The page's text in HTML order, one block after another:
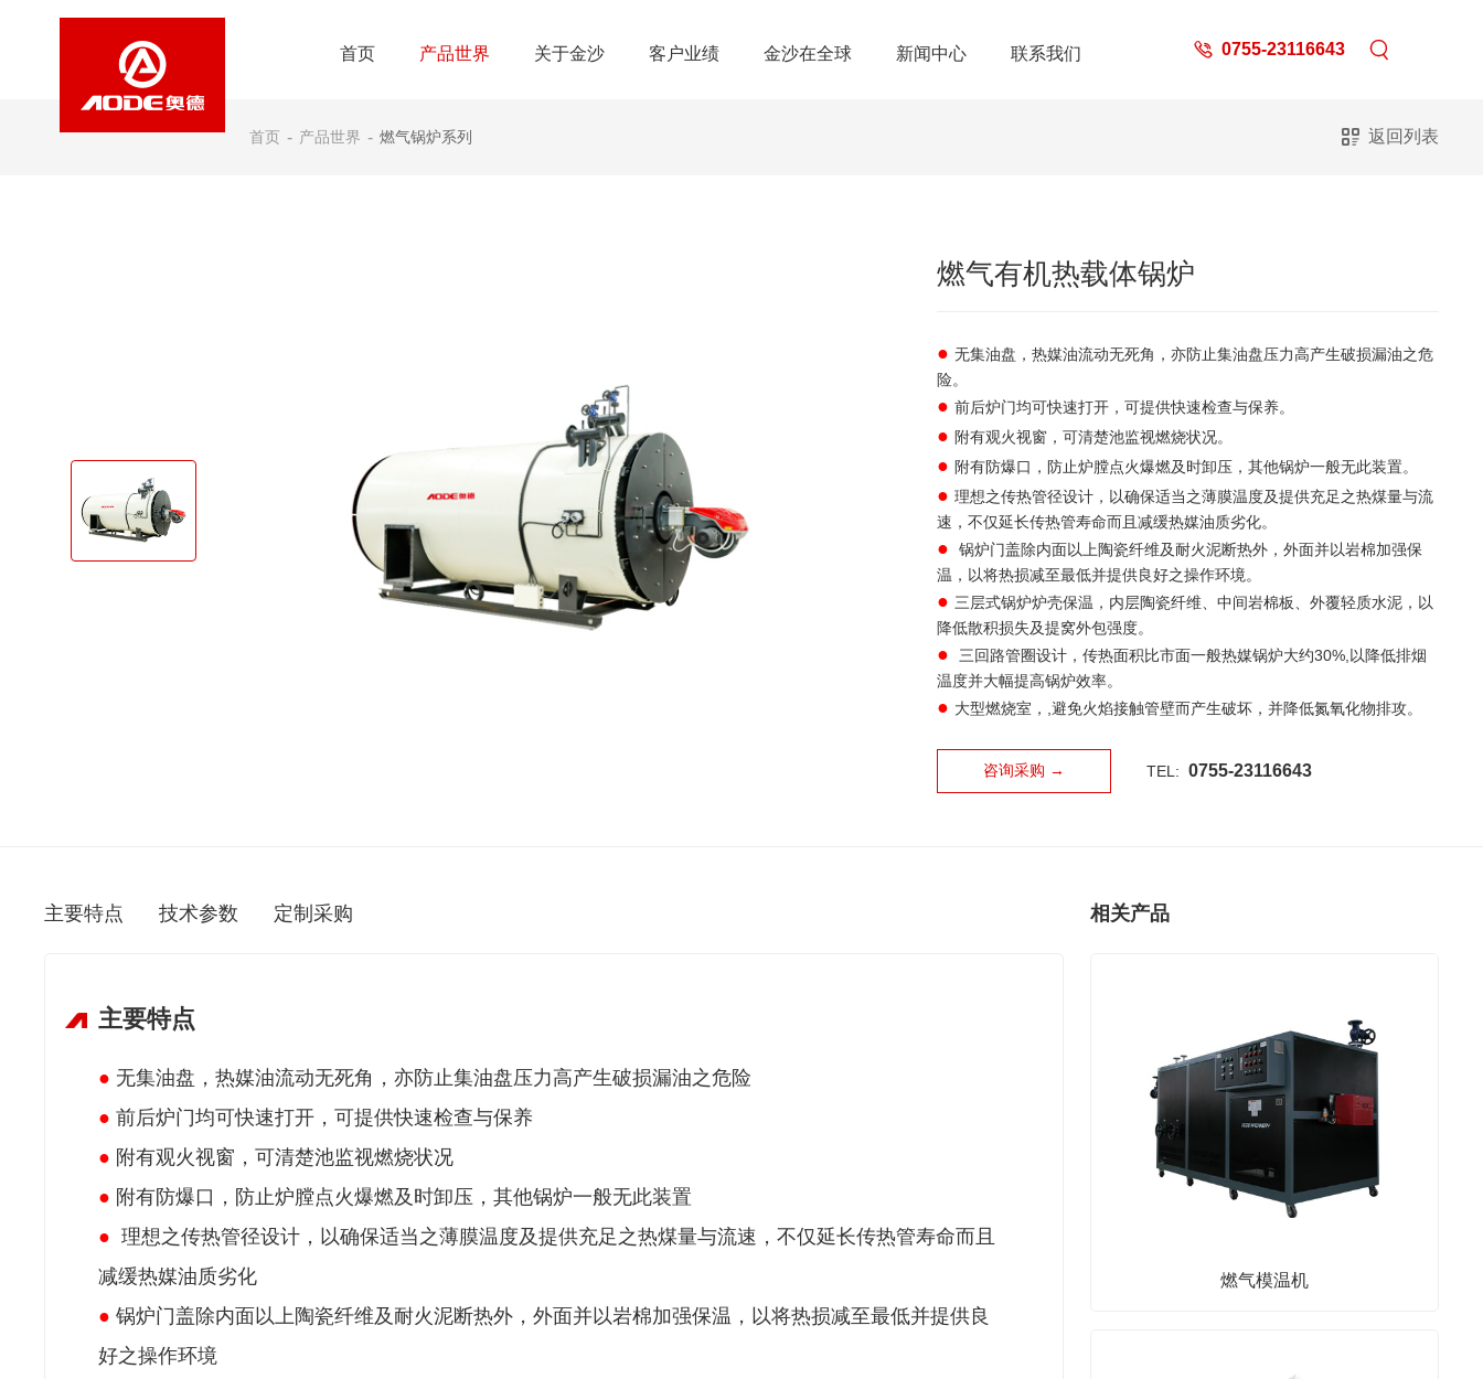
首页 产品世界 关于金沙 客户业绩 金沙在全球 新闻中心 联系我们 0755-23116643
首页 - 产品世界 - 燃气锅炉系列 返回列表
燃气有机热载体锅炉
● 无集油盘，热媒油流动无死角，亦防止集油盘压力高产生破损漏油之危
险。
● 前后炉门均可快速打开，可提供快速检查与保养。
● 附有观火视窗，可清楚池监视燃烧状况。
● 附有防爆口，防止炉膛点火爆燃及时卸压，其他锅炉一般无此装置。
● 理想之传热管径设计，以确保适当之薄膜温度及提供充足之热煤量与流
速，不仅延长传热管寿命而且减缓热媒油质劣化。
●
锅炉门盖除内面以上陶瓷纤维及耐火泥断热外，外面并以岩棉加强保
温，以将热损减至最低并提供良好之操作环境。
● 三层式锅炉炉壳保温，内层陶瓷纤维、中间岩棉板、外覆轻质水泥，以
降低散积损失及提窝外包强度。
●
三回路管圈设计，传热面积比市面一般热媒锅炉大约30%,以降低排烟
温度并大幅提高锅炉效率。
● 大型燃烧室，,避免火焰接触管壁而产生破坏，并降低氮氧化物排攻。
咨询采购 → TEL: 0755-23116643
主要特点 技术参数 定制采购
主要特点
● 无集油盘，热媒油流动无死角，亦防止集油盘压力高产生破损漏油之危险
●前后炉门均可快速打开，可提供快速检查与保养
● 附有观火视窗，可清楚池监视燃烧状况
● 附有防爆口，防止炉膛点火爆燃及时卸压，其他锅炉一般无此装置
● 理想之传热管径设计，以确保适当之薄膜温度及提供充足之热煤量与流速，不仅延长传热管寿命而且
减缓热媒油质劣化
●锅炉门盖除内面以上陶瓷纤维及耐火泥断热外，外面并以岩棉加强保温，以将热损减至最低并提供良
好之操作环境
相关产品
燃气模温机